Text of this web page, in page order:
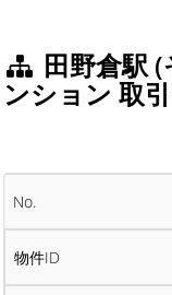
田野倉駅
ンション 取